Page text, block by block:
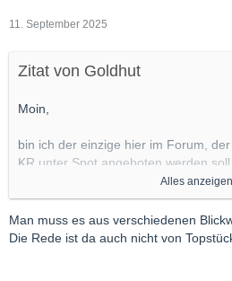
11. September 2025
Zitat von Goldhut
Moin,
bin ich der einzige hier im Forum,
KR unter Spot angeboten werden soll
reduzieren sich auf jeden Fall
diese ehemals mit Aufschlag
nununterPOG gehandelt werden
nicht. Der ganze andere Gammel
Alles anzeigen
Man muss es aus verschiedenen
Die Rede ist da auch nicht von